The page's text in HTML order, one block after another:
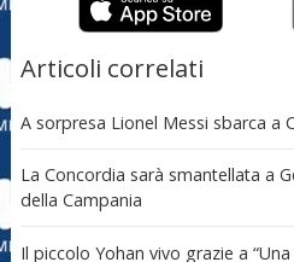
Articoli correlati
A sorpresa Lionel Messi sbarca a
La Concordia sarà smantellata a
della Campania
Il piccolo Yohan vivo grazie a